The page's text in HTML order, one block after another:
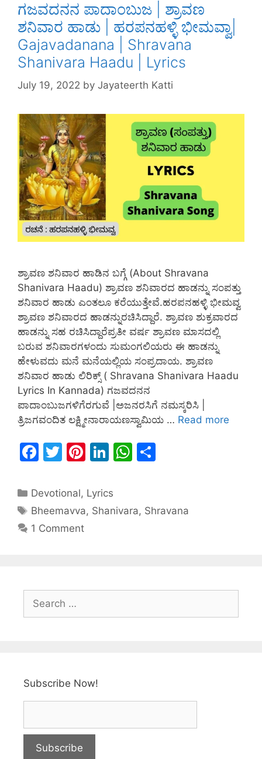
ಗಜವದನನ ಪಾದಾಂಬುಜ | ಶ್ರಾವಣ
ಶನಿವಾರ ಹಾಡು | ಹರಪನಹಳ್ಳಿ ಭೀಮವ್ವಾ|
Gajavadanana | Shravana
Shanivara Haadu | Lyrics
July 19, 2022 by Jayateerth Katti
ಶ್ರಾವಣ ಶನಿವಾರ ಹಾಡಿನ ಬಗ್ಗೆ (About Shravana
Shanivara Haadu) ಶ್ರಾವಣ ಶನಿವಾರದ ಹಾಡನ್ನು ಸಂಪತ್ತು
ಶನಿವಾರ ಹಾಡು ಎಂತಲೂ ಕರೆಯುತ್ತೇವೆ.ಹರಪನಹಳ್ಳಿ ಭೀಮವ್ವ
ಶ್ರಾವಣ ಶನಿವಾರದ ಹಾಡನ್ನುರಚಿಸಿದ್ದಾರೆ. ಶ್ರಾವಣ ಶುಕ್ರವಾರದ
ಹಾಡನ್ನು ಸಹ ರಚಿಸಿದ್ದಾರೆಪ್ರತೀ ವರ್ಷ ಶ್ರಾವಣ ಮಾಸದಲ್ಲಿ
ಬರುವ ಶನಿವಾರಗಳಂದು ಸುಮಂಗಲಿಯರು ಈ ಹಾಡನ್ನು
ಹೇಳುವದು ಮನೆ ಮನೆಯಲ್ಲಿಯ ಸಂಪ್ರದಾಯ. ಶ್ರಾವಣ
ಶನಿವಾರ ಹಾಡು ಲಿರಿಕ್ಸ್ ( Shravana Shanivara Haadu
Lyrics In Kannada) ಗಜವದನನ
ಪಾದಾಂಬುಜಗಳಿಗೆರಗುವೆ |ಅಜನರಸಿಗೆ ನಮಸ್ಕರಿಸಿ |
ತ್ರಿಜಗವಂದಿತ ಲಕ್ಷ್ಮೀನಾರಾಯಣಸ್ವಾಮಿಯ … Read more
F
c
e
b
T
itt
er
Pi
er
e
Li
k
e
W
s
e
Devotional, Lyrics
Bheemavva, Shanivara, Shravana
1 Comment
Subscribe Now!